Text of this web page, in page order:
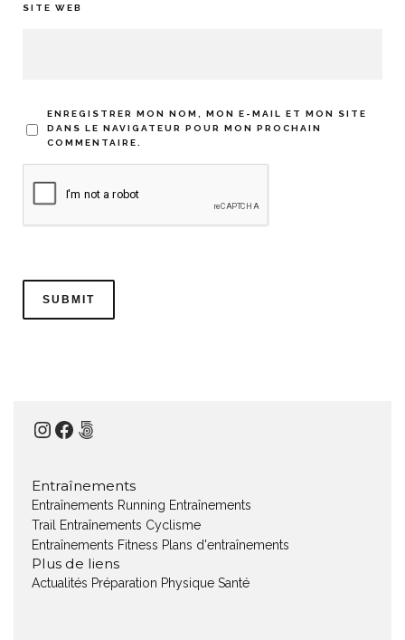
SITE WEB
ENREGISTRER MON NOM, MON E-MAIL ET MON SITE
DANS LE NAVIGATEUR POUR MON PROCHAIN
COMMENTAIRE.
Instagram
Facebook
500px
Entraînements
Entraînements Running Entraînements
Trail
Entraînements Cyclisme
Entraînements Fitness Plans d'entraînements
Plus de liens
Actualités Préparation Physique Santé